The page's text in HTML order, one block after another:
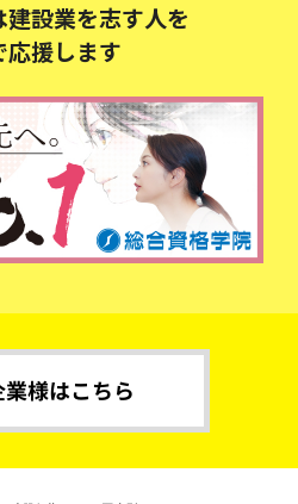
設業を志す人を
応援します